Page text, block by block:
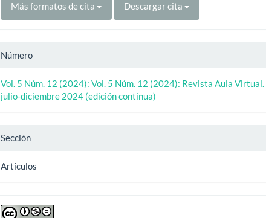
Más formatos de cita Descargar cita
Número
Vol. 5 Núm. 12 (2024): Vol. 5 Núm. 12 (2024): Revista Aula Virtual.
julio-diciembre 2024 (edición continua)
Sección
Artículos